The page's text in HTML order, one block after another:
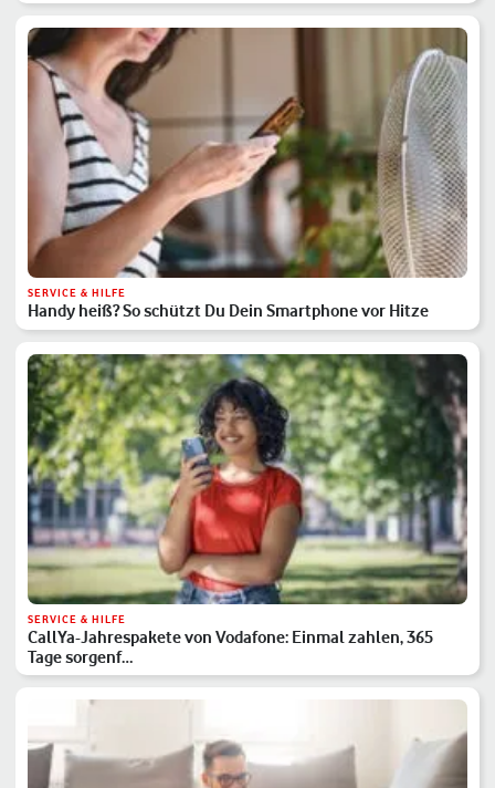
SERVICE & HILFE
Handy heiß? So schützt Du Dein Smartphone vor Hitze
SERVICE & HILFE
CallYa-Jahrespakete von Vodafone: Einmal zahlen, 365
Tage sorgenf…